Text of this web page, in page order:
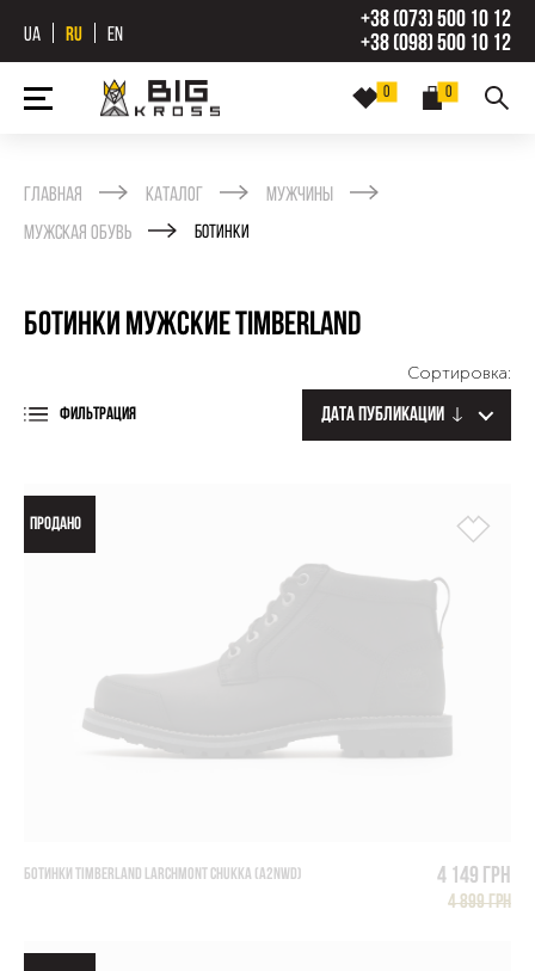
UA RU EN
+38 (073) 500 10 12
+38 (098) 500 10 12
0
0
Главная Каталог
Мужчины
Мужская обувь
Ботинки
Ботинки мужские Timberland
ФИЛЬТРАЦИЯ
Сортировка:
Дата публикации
ПРОДАНО
БОТИНКИ TIMBERLAND LARCHMONT CHUKKA (A2NWD) 4 149 грн
4 899 грн